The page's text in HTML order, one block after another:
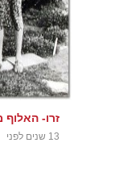
זרו- האלוף
13 שנים לפני